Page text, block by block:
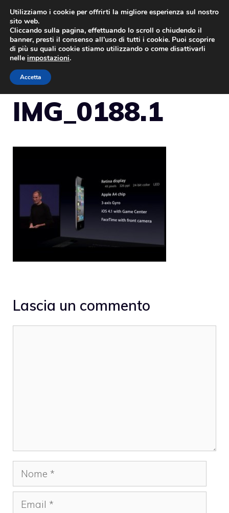
Vai
contenuto
IMG_0188.1
Lascia un commento
Nome
Email
Utilizziamo i cookie per offrirti la migliore esperienza sul nostro
sito web.
Cliccando sulla pagina, effettuando lo scroll o chiudendo il
banner, presti il consenso all’uso di tutti i cookie. Puoi scoprire
di più su quali cookie stiamo utilizzando o come disattivarli
nelle impostazioni.
Accetta